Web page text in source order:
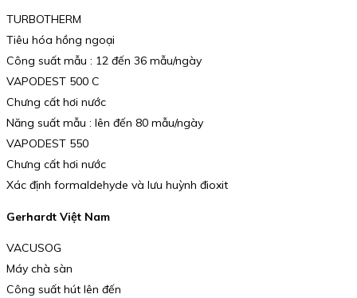
TURBOTHERM
Tiêu hóa hồng ngoại
Công suất mẫu : 12 đến 36 mẫu/ngày
VAPODEST 500 C
Chưng cất hơi nước
Năng suất mẫu : lên đến 80 mẫu/ngày
VAPODEST 550
Chưng cất hơi nước
Xác định formaldehyde và lưu huỳnh đioxit
Gerhardt Việt Nam
VACUSOG
Máy chà sàn
Công suất hút lên đến